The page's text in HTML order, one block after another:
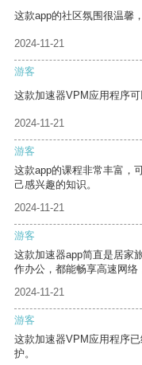
这款app的社区氛围很温馨
2024-11-21
游客
这款加速器VPM应用程序
2024-11-21
游客
这款app的课程非常丰富，
己感兴趣的知识。
2024-11-21
游客
这款加速器app简直是居家
作办公，都能畅享高速网络
2024-11-21
游客
这款加速器VPM应用程序
护。